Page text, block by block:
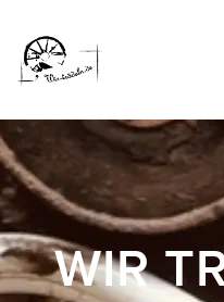
WIR